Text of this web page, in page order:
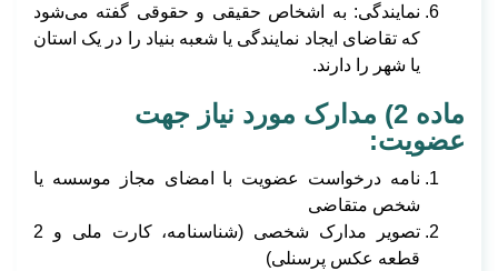
نمایندگی: به اشخاص حقیقی و حقوقی گفته می‌شود
که تقاضای ایجاد نمایندگی یا شعبه بنیاد را در یک استان
یا شهر را دارند.
ماده 2) مدارک مورد نیاز جهت
عضویت:
نامه درخواست عضویت با امضای مجاز موسسه یا
شخص متقاضی
تصویر مدارک شخصی (شناسنامه، کارت ملی و 2
قطعه عکس پرسنلی)